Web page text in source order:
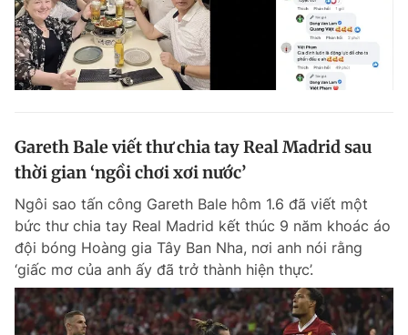
Gareth Bale viết thư chia tay Real Madrid sau
thời gian ‘ngồi chơi xơi nước’
Ngôi sao tấn công Gareth Bale hôm 1.6 đã viết một
bức thư chia tay Real Madrid kết thúc 9 năm khoác áo
đội bóng Hoàng gia Tây Ban Nha, nơi anh nói rằng
‘giấc mơ của anh ấy đã trở thành hiện thực’.